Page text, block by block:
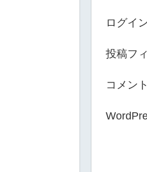
ログイ
投稿フ
コメン